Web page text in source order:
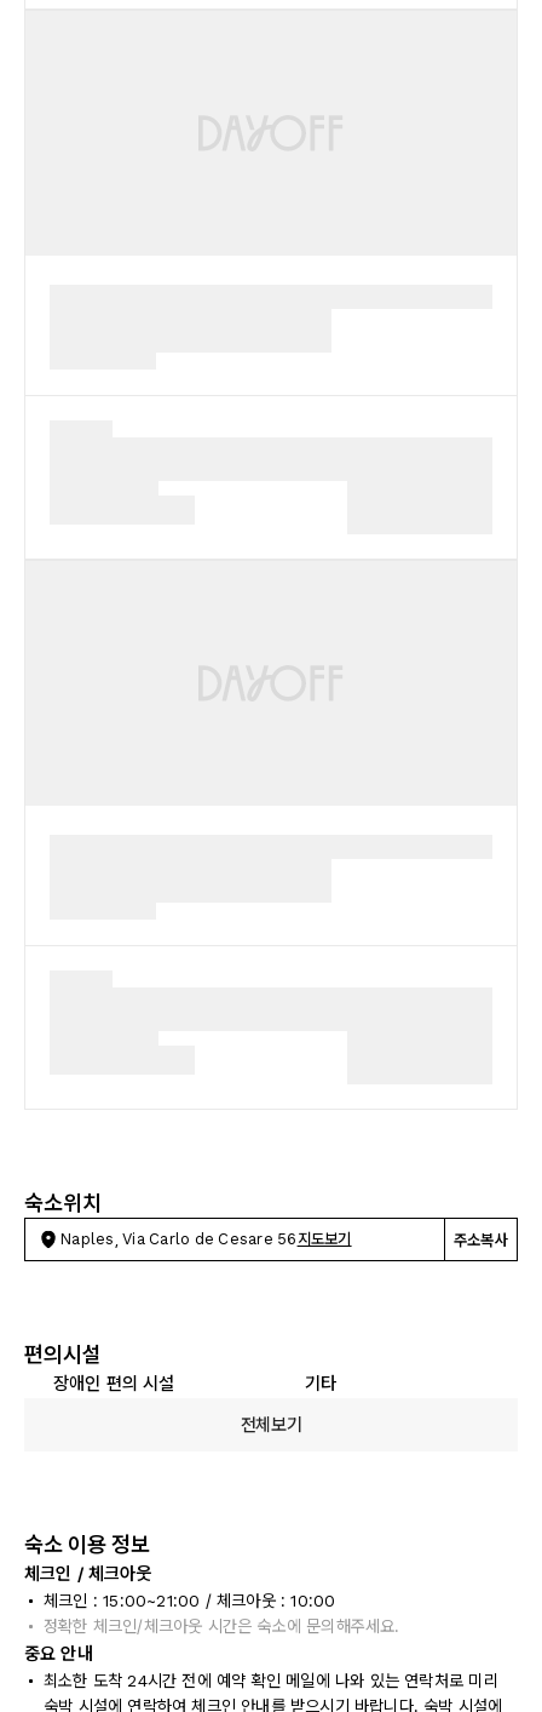
숙소위치
Naples, Via Carlo de Cesare 56 지도보기 주소복사
편의시설
장애인 편의 시설
기타
전체보기
숙소 이용 정보
체크인 / 체크아웃
체크인 : 15:00~21:00 / 체크아웃 : 10:00
정확한 체크인/체크아웃 시간은 숙소에 문의해주세요.
중요 안내
최소한 도착 24시간 전에 예약 확인 메일에 나와 있는 연락처로 미리
숙박 시설에 연락하여 체크인 안내를 받으시기 바랍니다. 숙박 시설에